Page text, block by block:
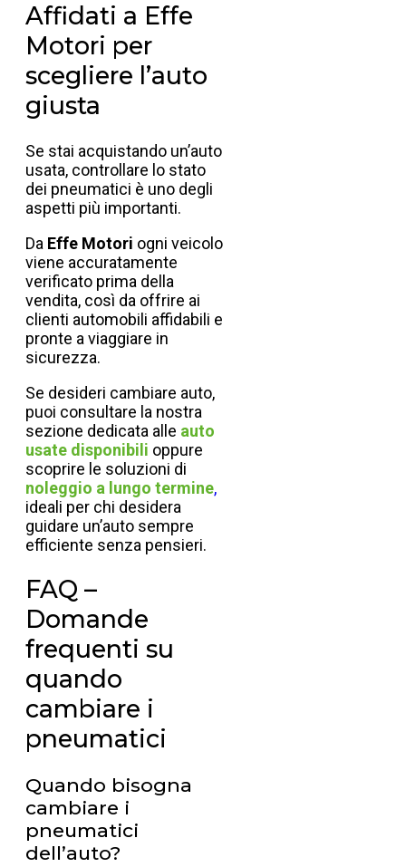
Affidati a Effe
Motori per
scegliere l’auto
giusta
Se stai acquistando un’auto
usata, controllare lo stato
dei pneumatici è uno degli
aspetti più importanti.
Da Effe Motori ogni veicolo
viene accuratamente
verificato prima della
vendita, così da offrire ai
clienti automobili affidabili e
pronte a viaggiare in
sicurezza.
Se desideri cambiare auto,
puoi consultare la nostra
sezione dedicata alle auto
usate disponibili oppure
scoprire le soluzioni di
noleggio a lungo termine,
ideali per chi desidera
guidare un’auto sempre
efficiente senza pensieri.
FAQ –
Domande
frequenti su
quando
cambiare i
pneumatici
Quando bisogna
cambiare i
pneumatici
dell’auto?